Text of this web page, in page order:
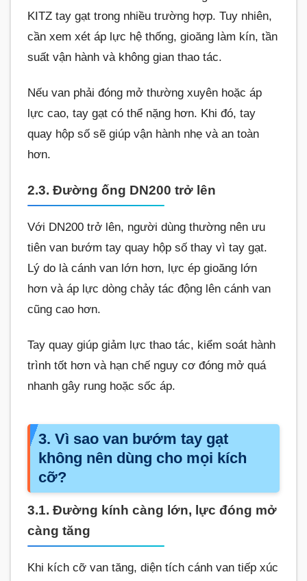
KITZ tay gạt trong nhiều trường hợp. Tuy nhiên,
cần xem xét áp lực hệ thống, gioăng làm kín, tần
suất vận hành và không gian thao tác.
Nếu van phải đóng mở thường xuyên hoặc áp
lực cao, tay gạt có thể nặng hơn. Khi đó, tay
quay hộp số sẽ giúp vận hành nhẹ và an toàn
hơn.
2.3. Đường ống DN200 trở lên
Với DN200 trở lên, người dùng thường nên ưu
tiên van bướm tay quay hộp số thay vì tay gạt.
Lý do là cánh van lớn hơn, lực ép gioăng lớn
hơn và áp lực dòng chảy tác động lên cánh van
cũng cao hơn.
Tay quay giúp giảm lực thao tác, kiểm soát hành
trình tốt hơn và hạn chế nguy cơ đóng mở quá
nhanh gây rung hoặc sốc áp.
3. Vì sao van bướm tay gạt
không nên dùng cho mọi kích
cỡ?
3.1. Đường kính càng lớn, lực đóng mở
càng tăng
Khi kích cỡ van tăng, diện tích cánh van tiếp xúc